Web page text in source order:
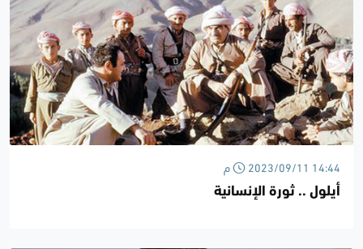
2023/09/11 14:44 م
أيلول .. ثورة الإنسانية